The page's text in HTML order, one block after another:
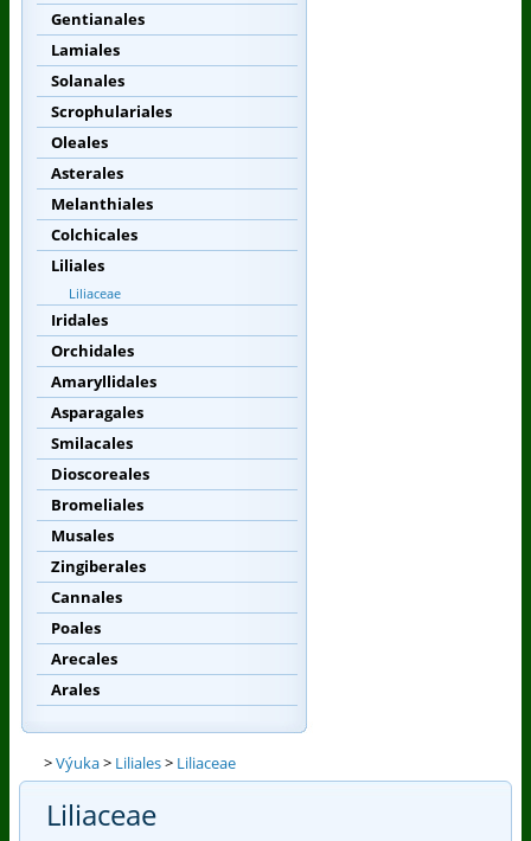
Gentianales
Lamiales
Solanales
Scrophulariales
Oleales
Asterales
Melanthiales
Colchicales
Liliales
Liliaceae
Iridales
Orchidales
Amaryllidales
Asparagales
Smilacales
Dioscoreales
Bromeliales
Musales
Zingiberales
Cannales
Poales
Arecales
Arales
>Výuka> Liliales> Liliaceae
Liliaceae